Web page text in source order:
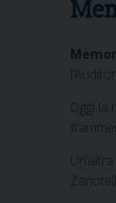
Oggi
Zanotelli.